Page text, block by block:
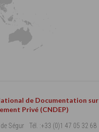
de Documentation sur
Privé (CNDEP)
Ségur Tél. :+33 (0)1 47 05 32 68